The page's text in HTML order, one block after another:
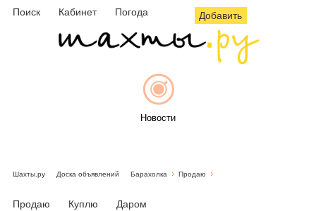
Поиск Кабинет Погода Добавить
Новости
Шахты.ру Доска объявлений Барахолка Продаю
Продаю Куплю Даром